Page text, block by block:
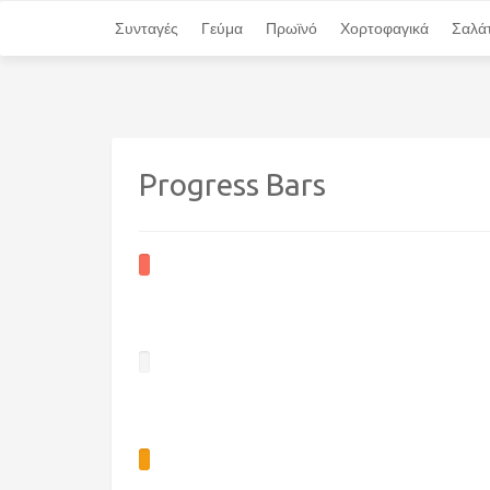
Συνταγές Γεύμα Πρωϊνό Χορτοφαγικά
Progress Bars
Συνταγές Γεύμα Πρωϊνό Χορτοφαγικά